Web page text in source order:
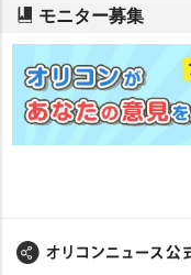
モニター募集